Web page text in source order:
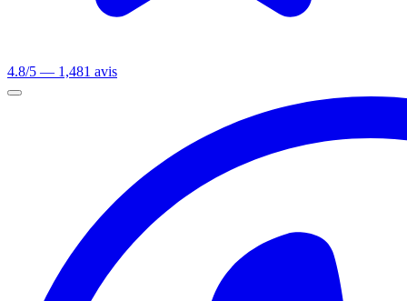
4.8/5 — 1,481 avis
Ouvrir le menu